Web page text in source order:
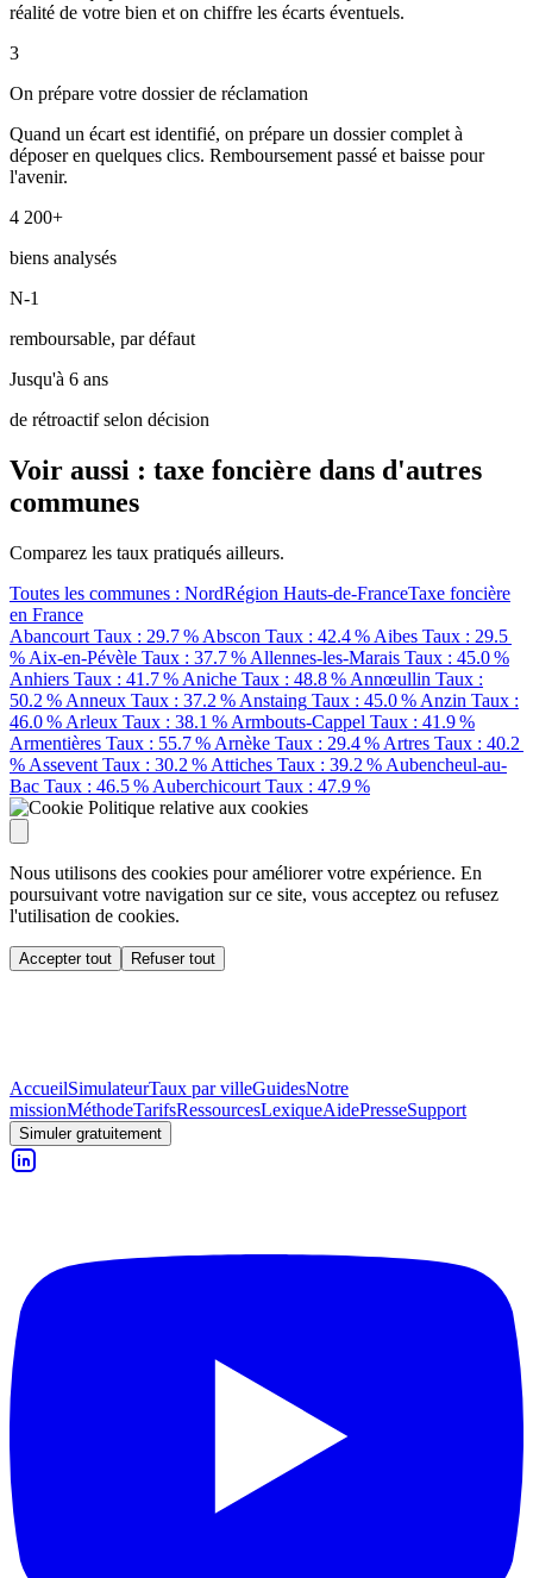
réalité de votre bien et on chiffre les écarts éventuels.
3
On prépare votre dossier de réclamation
Quand un écart est identifié, on prépare un dossier complet à
déposer en quelques clics. Remboursement passé et baisse pour
l'avenir.
4 200+
biens analysés
N-1
remboursable, par défaut
Jusqu'à 6 ans
de rétroactif selon décision
Voir aussi : taxe foncière dans d'autres
communes
Comparez les taux pratiqués ailleurs.
Toutes les communes : NordRégion Hauts-de-FranceTaxe foncière
en France
Abancourt Taux : 29.7 % Abscon Taux : 42.4 % Aibes Taux : 29.5
% Aix-en-Pévèle Taux : 37.7 % Allennes-les-Marais Taux : 45.0 %
Anhiers Taux : 41.7 % Aniche Taux : 48.8 % Annœullin Taux :
50.2 % Anneux Taux : 37.2 % Anstaing Taux : 45.0 % Anzin Taux :
46.0 % Arleux Taux : 38.1 % Armbouts-Cappel Taux : 41.9 %
Armentières Taux : 55.7 % Arnèke Taux : 29.4 % Artres Taux : 40.2
% Assevent Taux : 30.2 % Attiches Taux : 39.2 % Aubencheul-au-
Bac Taux : 46.5 % Auberchicourt Taux : 47.9 %
Politique relative aux cookies
Nous utilisons des cookies pour améliorer votre expérience. En
poursuivant votre navigation sur ce site, vous acceptez ou refusez
l'utilisation de cookies.
Accepter tout Refuser tout
AccueilSimulateurTaux par villeGuidesNotre
missionMéthodeTarifsRessourcesLexiqueAidePresseSupport
Simuler gratuitement